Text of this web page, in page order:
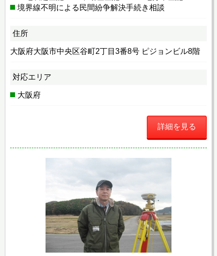
境界線不明による民間紛争解決手続き相談
住所
大阪府大阪市中央区谷町2丁目3番8号 ピジョンビル8階
対応エリア
大阪府
詳細を見る